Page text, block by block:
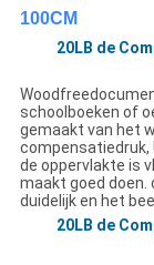
100CM
20LB de
schoolboeken of
gemaakt van het
compensatiedruk,
de oppervlakte is
maakt goed doen.
duidelijk en het
20LB de